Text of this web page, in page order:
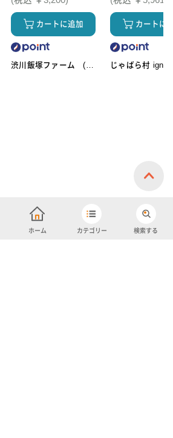
カートに追加
渋川飯塚ファーム (ア
カートに
じゃばら村
ホーム カテゴリー 検索する